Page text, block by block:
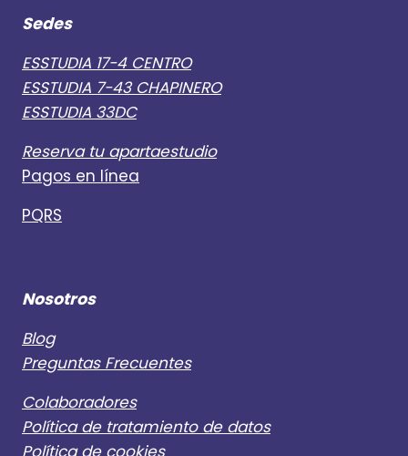
Sedes
ESSTUDIA 17-4 CENTRO
ESSTUDIA 7-43 CHAPINERO
ESSTUDIA 33DC
Reserva tu apartaestudio
Pagos en línea
PQRS
Nosotros
Blog
Preguntas Frecuentes
Colaboradores
Política de tratamiento de datos